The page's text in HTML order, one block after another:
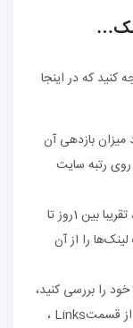
کنید که در اینجا
میزان بازدهی آن
روی رتبه سایت
مدت زمانی که بک لینک جواب می‌دهد، تقریبا بین 1روز تا
را از آن
را بررسی کنید،
می‌توانید در داخل سرچ کنسول گوگل و از قسمتLinks ،